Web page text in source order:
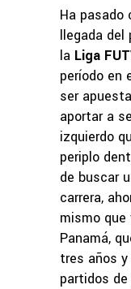
Ha pasado
llegada del
la Liga
período en
ser
aportar a
izquierdo
periplo
de buscar
carrera,
mismo
Panamá,
tres años
partidos de